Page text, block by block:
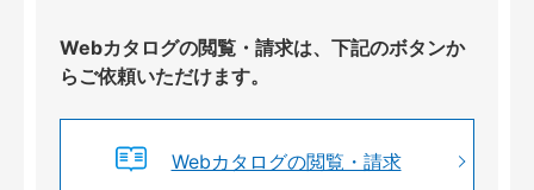
Webカタログの閲覧・請求は、下記のボタンか
らご依頼いただけます。
Webカタログの閲覧・請求